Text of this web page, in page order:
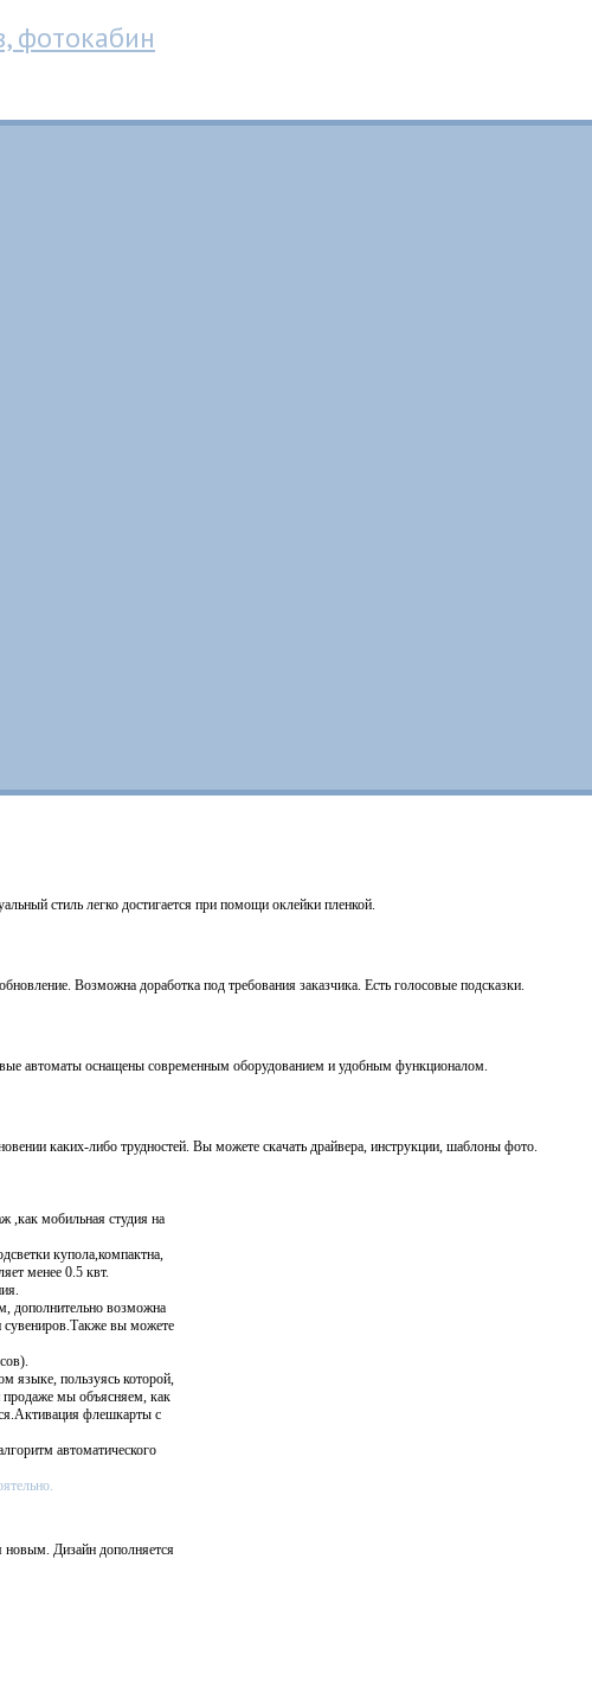
фотокабин
стиль легко достигается при помощи оклейки пленкой.
Возможна доработка под требования заказчика. Есть голосовые подсказки.
автоматы оснащены современным оборудованием и удобным функционалом.
каких-либо трудностей. Вы можете скачать драйвера, инструкции, шаблоны фото.
,как мобильная студия на
купола,компактна,
менее 0.5 квт.
дополнительно возможна
вы можете
языке, пользуясь которой,
продаже мы объясняем, как
флешкарты с
автоматического
новым. Дизайн дополняется